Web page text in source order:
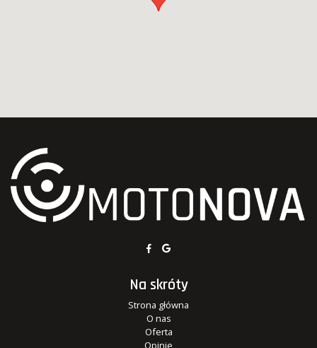
Na skróty
Strona główna
O nas
Oferta